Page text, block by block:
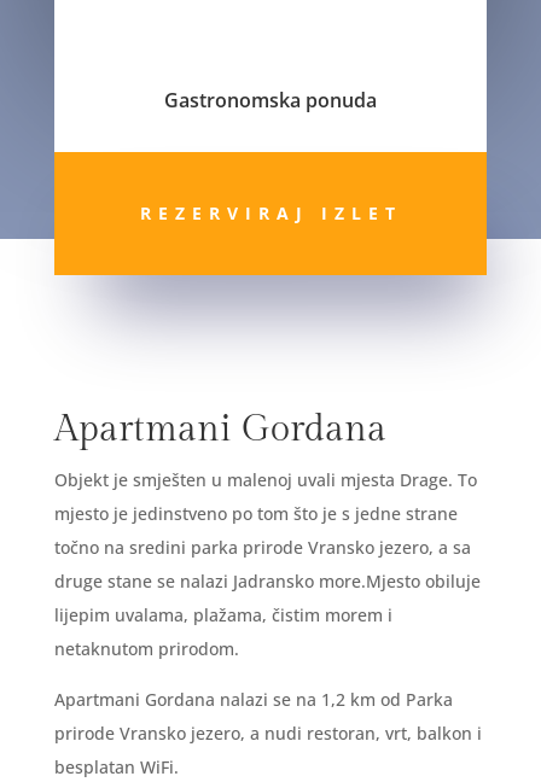
Gastronomska ponuda
REZERVIRAJ IZLET
Apartmani Gordana
Objekt je smješten u malenoj uvali mjesta Drage. To
mjesto je jedinstveno po tom što je s jedne strane
točno na sredini parka prirode Vransko jezero, a sa
druge stane se nalazi Jadransko more.Mjesto obiluje
lijepim uvalama, plažama, čistim morem i
netaknutom prirodom.
Apartmani Gordana nalazi se na 1,2 km od Parka
prirode Vransko jezero, a nudi restoran, vrt, balkon i
besplatan WiFi.